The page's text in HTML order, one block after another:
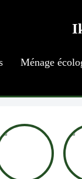
Ménage